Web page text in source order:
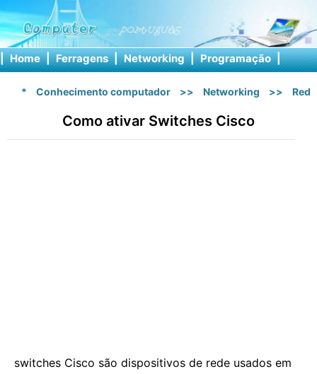
| Home | Ferragens | Networking | Programação |
* Conhecimento computador >> Networking >>
Como ativar Switches Cisco
switches Cisco são dispositivos de rede usados ​​em